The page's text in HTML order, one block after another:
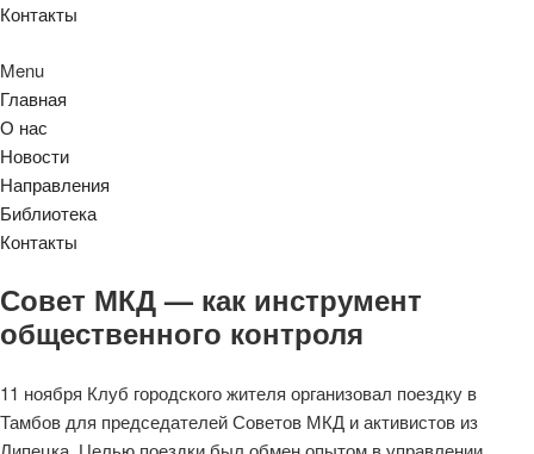
Контакты
Menu
Главная
О нас
Новости
Направления
Библиотека
Контакты
Совет МКД — как инструмент
общественного контроля
11 ноября Клуб городского жителя организовал поездку в
Тамбов для председателей Советов МКД и активистов из